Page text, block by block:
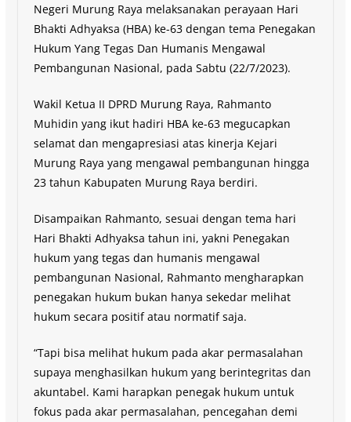
Negeri Murung Raya melaksanakan perayaan Hari
Bhakti Adhyaksa (HBA) ke-63 dengan tema Penegakan
Hukum Yang Tegas Dan Humanis Mengawal
Pembangunan Nasional, pada Sabtu (22/7/2023).
Wakil Ketua II DPRD Murung Raya, Rahmanto
Muhidin yang ikut hadiri HBA ke-63 megucapkan
selamat dan mengapresiasi atas kinerja Kejari
Murung Raya yang mengawal pembangunan hingga
23 tahun Kabupaten Murung Raya berdiri.
Disampaikan Rahmanto, sesuai dengan tema hari
Hari Bhakti Adhyaksa tahun ini, yakni Penegakan
hukum yang tegas dan humanis mengawal
pembangunan Nasional, Rahmanto mengharapkan
penegakan hukum bukan hanya sekedar melihat
hukum secara positif atau normatif saja.
“Tapi bisa melihat hukum pada akar permasalahan
supaya menghasilkan hukum yang berintegritas dan
akuntabel. Kami harapkan penegak hukum untuk
fokus pada akar permasalahan, pencegahan demi